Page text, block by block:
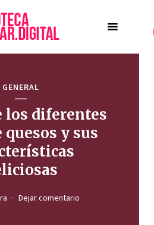
GENERAL
los diferentes
y sus
Dejar comentario